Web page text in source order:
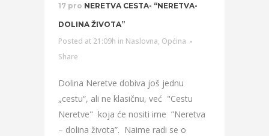
17 pro NERETVA CESTA- “NERETVA-
DOLINA ŽIVOTA”
Posted at 21:09h in Naslovna, Općina
Share
Dolina Neretve dobiva još jednu
„cestu“, ali ne klasičnu, već "Cestu
Neretve" koja će nositi ime ”Neretva
– dolina života”. Naime radi se o